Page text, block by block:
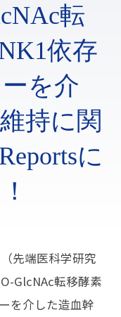
転
依存
を介
持に関
に
先端医科学研究
GlcNAc転移酵素
を介した造血幹